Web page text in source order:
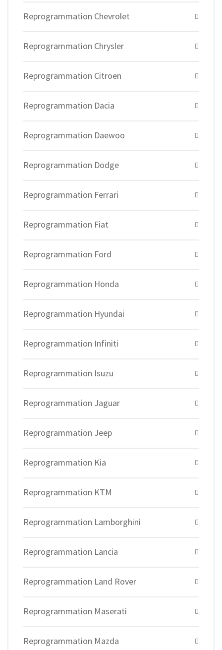
Reprogrammation Chevrolet
Reprogrammation Chrysler
Reprogrammation Citroen
Reprogrammation Dacia
Reprogrammation Daewoo
Reprogrammation Dodge
Reprogrammation Ferrari
Reprogrammation Fiat
Reprogrammation Ford
Reprogrammation Honda
Reprogrammation Hyundai
Reprogrammation Infiniti
Reprogrammation Isuzu
Reprogrammation Jaguar
Reprogrammation Jeep
Reprogrammation Kia
Reprogrammation KTM
Reprogrammation Lamborghini
Reprogrammation Lancia
Reprogrammation Land Rover
Reprogrammation Maserati
Reprogrammation Mazda